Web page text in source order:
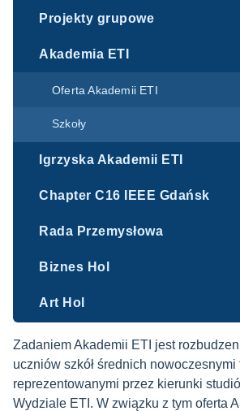
Projekty grupowe
Akademia ETI
Oferta Akademii ETI
Szkoły
Igrzyska Akademii ETI
Chapter C16 IEEE Gdańsk
Rada Przemysłowa
Biznes Hol
Art Hol
Zadaniem Akademii ETI jest
uczniów szkół średnich
reprezentowanymi przez kierunki
Wydziale ETI. W związku z tym oferta